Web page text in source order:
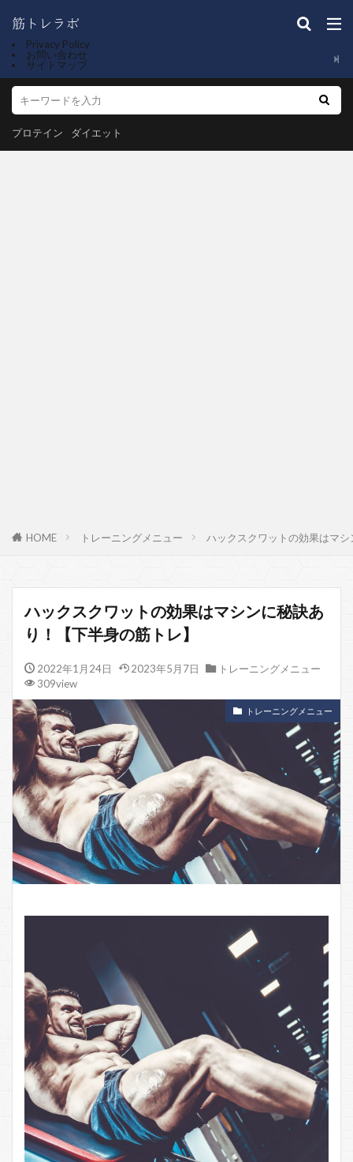
Privacy Policy
お問い合わせ
サイトマップ
プロテイン ダイエット
HOME トレーニングメニュー ハックスクワットの効果はマ
ハックスクワットの効果はマシンに秘訣あ
り！【下半身の筋トレ】
2022年1月24日 2023年5月7日
トレーニングメニュー
309view
トレーニングメニュー